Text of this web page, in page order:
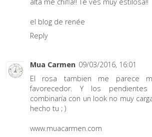
el blog de renée
Reply
Mua Carmen 09/03/2016, 16:01
El rosa tambien me parece
favorecedor. Y los
combinaría con un look no muy
hecho tu ; )
www.muacarmen.com